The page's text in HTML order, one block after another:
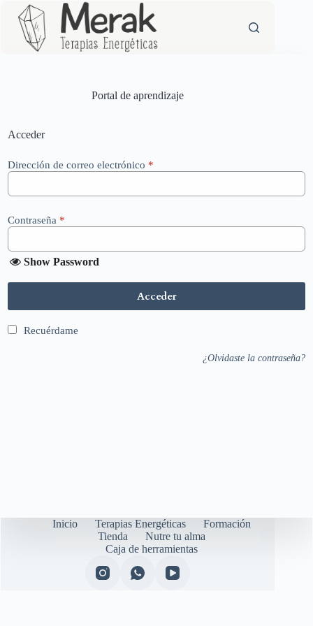
contenido
Portal de aprendizaje
Acceder
Dirección de correo electrónico *
Contraseña *
Show Password
Acceder
Recuérdame
¿Olvidaste la contraseña?
Inicio Terapias Energéticas
Formación
Tienda
Nutre tu alma
Caja de herramientas